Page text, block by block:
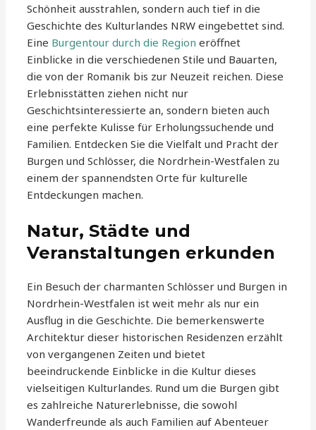
Schönheit ausstrahlen, sondern auch tief in die
Geschichte des Kulturlandes NRW eingebettet sind.
Eine Burgentour durch die Region eröffnet
Einblicke in die verschiedenen Stile und Bauarten,
die von der Romanik bis zur Neuzeit reichen. Diese
Erlebnisstätten ziehen nicht nur
Geschichtsinteressierte an, sondern bieten auch
eine perfekte Kulisse für Erholungssuchende und
Familien. Entdecken Sie die Vielfalt und Pracht der
Burgen und Schlösser, die Nordrhein-Westfalen zu
einem der spannendsten Orte für kulturelle
Entdeckungen machen.
Natur, Städte und
Veranstaltungen erkunden
Ein Besuch der charmanten Schlösser und Burgen in
Nordrhein-Westfalen ist weit mehr als nur ein
Ausflug in die Geschichte. Die bemerkenswerte
Architektur dieser historischen Residenzen erzählt
von vergangenen Zeiten und bietet
beeindruckende Einblicke in die Kultur dieses
vielseitigen Kulturlandes. Rund um die Burgen gibt
es zahlreiche Naturerlebnisse, die sowohl
Wanderfreunde als auch Familien auf Abenteuer